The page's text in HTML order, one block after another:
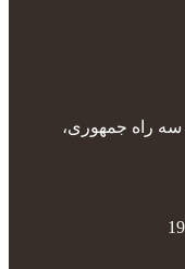
سه راه جمهوری،